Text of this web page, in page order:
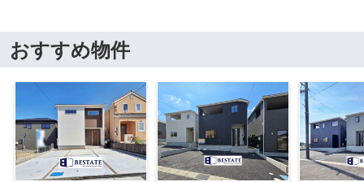
おすすめ物件